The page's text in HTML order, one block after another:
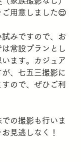
ご用意しました😌
みですので、お
常設プランとし
ます。カジュア
、七五三撮影に
ので、ぜひご利
の撮影も行いま
見逃しなく！